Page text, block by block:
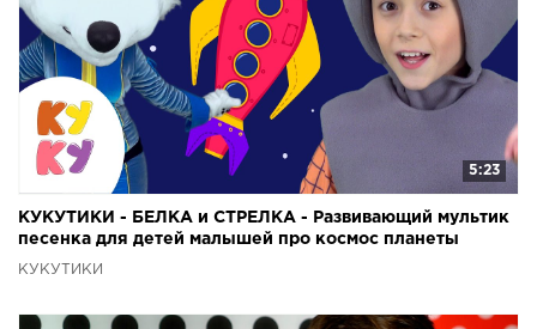
5:23
КУКУТИКИ - БЕЛКА и СТРЕЛКА - Развивающий мультик
песенка для детей малышей про космос планеты
ракету
КУКУТИКИ